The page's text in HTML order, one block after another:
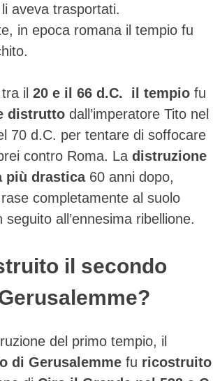
aveva trasportati.
in epoca romana il tempio fu
il 20 e il 66 d.C. il tempio fu
distrutto dall’imperatore Tito nel
70 d.C. per tentare di soffocare
contro Roma. La distruzione
più drastica 60 anni dopo,
completamente al suolo
all’ennesima ribellione.
il secondo
del primo tempio, il
di Gerusalemme fu ricostruito